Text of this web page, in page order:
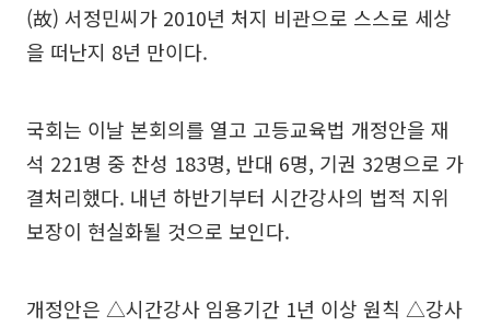
(故) 서정민씨가 2010년 처지 비관으로 스스로 세상
을 떠난지 8년 만이다.
국회는 이날 본회의를 열고 고등교육법 개정안을 재
석 221명 중 찬성 183명, 반대 6명, 기권 32명으로 가
결처리했다. 내년 하반기부터 시간강사의 법적 지위
보장이 현실화될 것으로 보인다.
개정안은 △시간강사 임용기간 1년 이상 원칙 △강사